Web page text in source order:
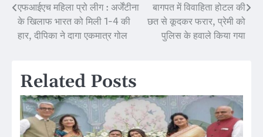
Post
navigation
एफआईएच महिला प्रो लीग : अर्जेंटीना
के खिलाफ भारत को मिली 1-4 की
हार, दीपिका ने दागा एकमात्र गोल
बागपत में विवाहिता होटल की
छत से कूदकर फरार, प्रेमी को
पुलिस के हवाले किया गया
Related Posts